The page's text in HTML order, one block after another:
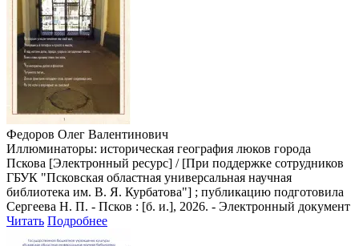
Федоров Олег Валентинович
Иллюминаторы: историческая география люков города
Пскова [Электронный ресурс] / [При поддержке сотрудников
ГБУК "Псковская областная универсальная научная
библиотека им. В. Я. Курбатова"] ; публикацию подготовила
Сергеева Н. П. - Псков : [б. и.], 2026. - Электронный документ
Читать Подробнее